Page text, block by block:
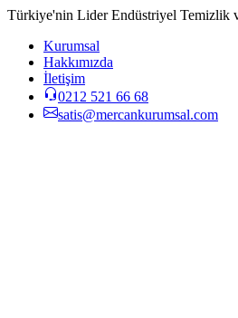
Türkiye'nin Lider Endüstriyel Temizlik
Kurumsal
Hakkımızda
İletişim
0212 521 66 68
satis@mercankurumsal.com